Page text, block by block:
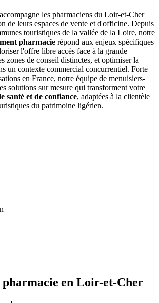
les pharmaciens du Loir-et-Cher
de leurs espaces de vente et d'officine. Depuis
touristiques de la vallée de la Loire, notre
pharmacie répond aux enjeux spécifiques
l'offre libre accès face à la grande
zones de conseil distinctes, et optimiser la
un contexte commercial concurrentiel. Forte
en France, notre équipe de menuisiers-
solutions sur mesure qui transforment votre
santé et de confiance, adaptées à la clientèle
du patrimoine ligérien.
pharmacie en Loir-et-Cher